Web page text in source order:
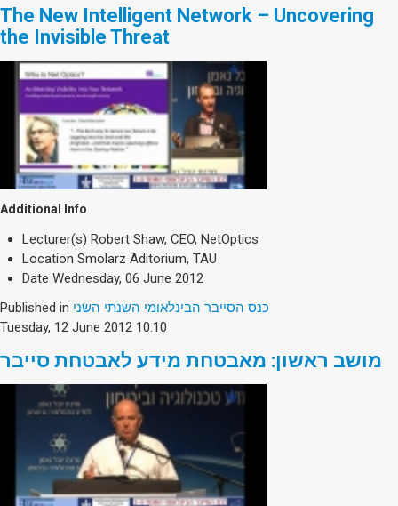
The New Intelligent Network – Uncovering
the Invisible Threat
Additional Info
Lecturer(s) Robert Shaw, CEO, NetOptics
Location Smolarz Aditorium, TAU
Date Wednesday, 06 June 2012
Published in כנס הסייבר הבינלאומי השנתי השני
Tuesday, 12 June 2012 10:10
מושב ראשון: מאבטחת מידע לאבטחת סייבר